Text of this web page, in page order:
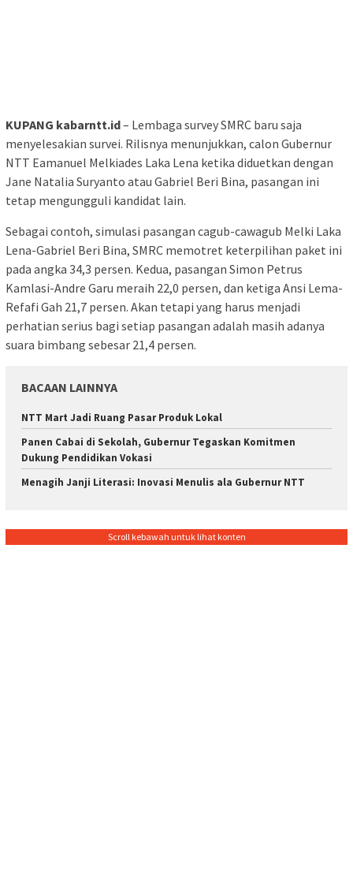
KUPANG kabarntt.id– Lembaga survey SMRC baru saja
menyelesakian survei. Rilisnya menunjukkan, calon Gubernur
NTT Eamanuel Melkiades Laka Lena ketika diduetkan dengan
Jane Natalia Suryanto atau Gabriel Beri Bina, pasangan ini
tetap mengungguli kandidat lain.
Sebagai contoh, simulasi pasangan cagub-cawagub Melki Laka
Lena-Gabriel Beri Bina, SMRC memotret keterpilihan paket ini
pada angka 34,3 persen. Kedua, pasangan Simon Petrus
Kamlasi-Andre Garu meraih 22,0 persen, dan ketiga Ansi Lema-
Refafi Gah 21,7 persen. Akan tetapi yang harus menjadi
perhatian serius bagi setiap pasangan adalah masih adanya
suara bimbang sebesar 21,4 persen.
BACAAN LAINNYA
NTT Mart Jadi Ruang Pasar Produk Lokal
Panen Cabai di Sekolah, Gubernur Tegaskan Komitmen
Dukung Pendidikan Vokasi
Menagih Janji Literasi: Inovasi Menulis ala Gubernur NTT
Scroll kebawah untuk lihat konten